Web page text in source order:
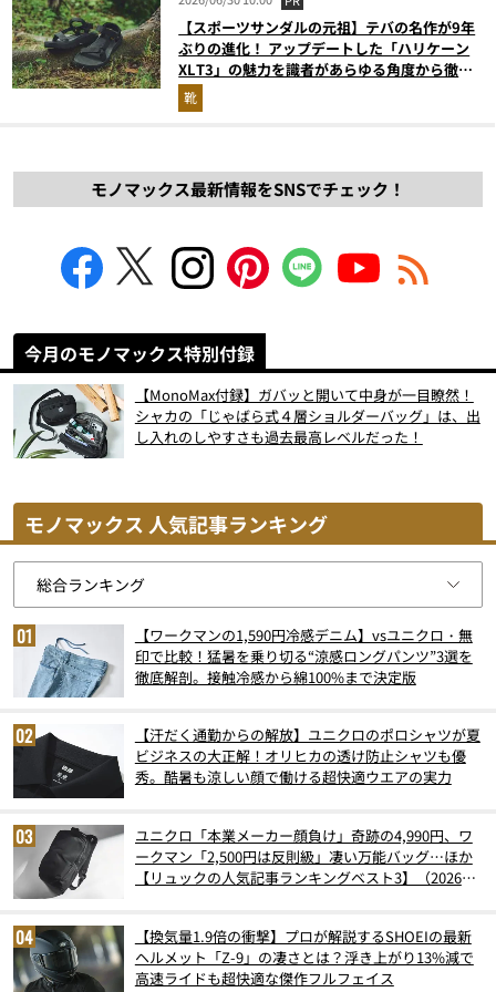
【スポーツサンダルの元祖】テバの名作が9年
ぶりの進化！ アップデートした「ハリケーン
XLT3」の魅力を識者があらゆる角度から徹底
解説！
靴
モノマックス最新情報をSNSでチェック！
今月のモノマックス特別付録
【MonoMax付録】ガバッと開いて中身が一目瞭然！
シャカの「じゃばら式４層ショルダーバッグ」は、出
し入れのしやすさも過去最高レベルだった！
モノマックス 人気記事ランキング
【ワークマンの1,590円冷感デニム】vsユニクロ・無
印で比較！猛暑を乗り切る“涼感ロングパンツ”3選を
徹底解剖。接触冷感から綿100%まで決定版
【汗だく通勤からの解放】ユニクロのポロシャツが夏
ビジネスの大正解！オリヒカの透け防止シャツも優
秀。酷暑も涼しい顔で働ける超快適ウエアの実力
ユニクロ「本業メーカー顔負け」奇跡の4,990円、ワ
ークマン「2,500円は反則級」凄い万能バッグ…ほか
【リュックの人気記事ランキングベスト3】（2026年
【換気量1.9倍の衝撃】プロが解説するSHOEIの最新
ヘルメット「Z-9」の凄さとは？浮き上がり13%減で
高速ライドも超快適な傑作フルフェイス